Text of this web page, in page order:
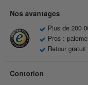
Nos avantages
Plus de 200
Pros :
Retour
Contorion